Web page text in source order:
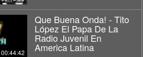
00:44:42
Que Buena Onda! - Tito
López El Papa De La
Radio Juvenil En
America Latina